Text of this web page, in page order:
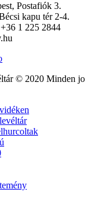
Postafiók 3.
kapu tér 2-4.
1 225 2844
© 2020 Minden